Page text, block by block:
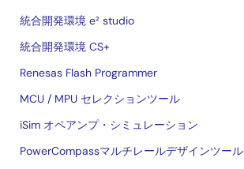
統合開発環境 e² studio
統合開発環境 CS+
Renesas Flash Programmer
MCU / MPU セレクションツール
iSim オペアンプ・シミュレーション
PowerCompassマルチレールデザインツール